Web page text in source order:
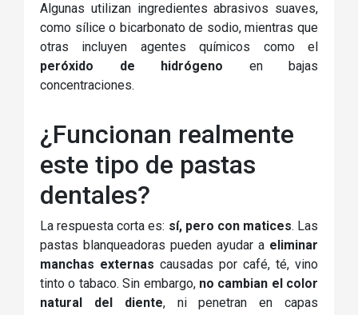
Algunas utilizan ingredientes abrasivos suaves,
como sílice o bicarbonato de sodio, mientras que
otras incluyen agentes químicos como el
peróxido de hidrógeno en bajas
concentraciones.
¿Funcionan realmente
este tipo de pastas
dentales?
La respuesta corta es: sí, pero con matices. Las
pastas blanqueadoras pueden ayudar a eliminar
manchas externas causadas por café, té, vino
tinto o tabaco. Sin embargo, no cambian el color
natural del diente, ni penetran en capas